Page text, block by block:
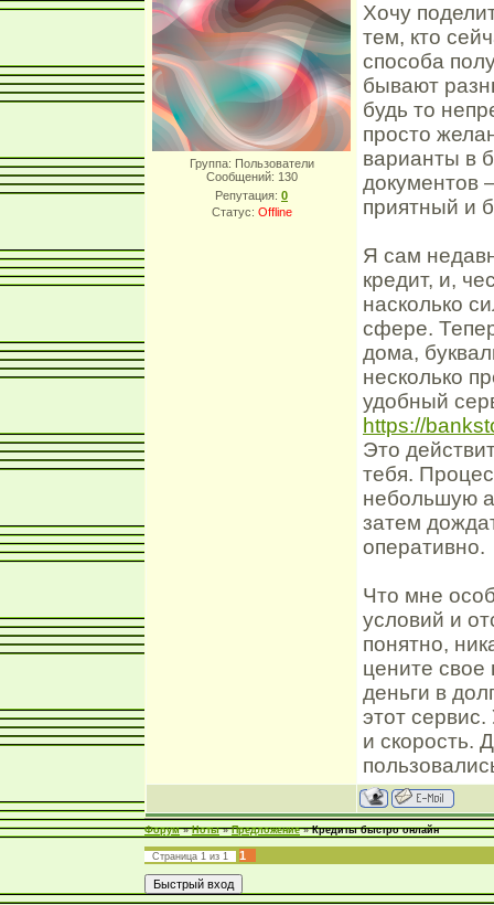
Группа: Пользователи
Сообщений: 130
Репутация: 0
Статус: Offline
Хочу
тем, кто
способа
бывают
будь то
просто
варианты в
документов
приятный и
Я сам
кредит, и,
насколько
сфере.
дома,
несколько
удобный
https://
Это
тебя.
небольшую
затем
оперативно.
Что мне
условий и
понятно,
цените
деньги в
этот
и скорость.
Форум » Ноты » Предложение » Кредиты быстро онлайн
Страница 1 из 1 1